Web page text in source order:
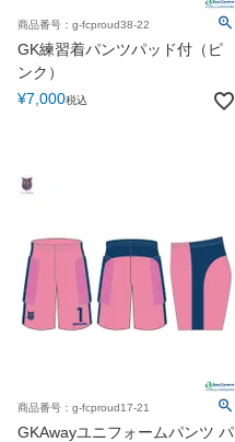
商品番号：g-fcproud38-22
GK練習着パンツパッド付（ピ
ンク）
¥7,000税込
商品番号：g-fcproud17-21
GKAwayユニフォームパンツ パ